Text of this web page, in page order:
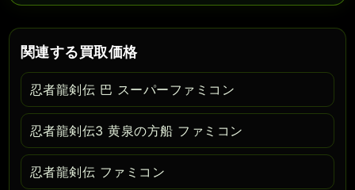
関連する買取価格
忍者龍剣伝 巴 スーパーファミコン
忍者龍剣伝3 黄泉の方船 ファミコン
忍者龍剣伝 ファミコン